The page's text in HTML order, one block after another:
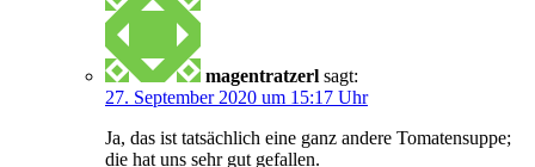
magentratzerl sagt:
27. September 2020 um 15:17 Uhr
Ja, das ist tatsächlich eine ganz andere Tomatensuppe;
die hat uns sehr gut gefallen.